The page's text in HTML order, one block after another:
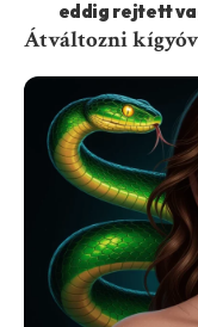
eddig rejtett
Átváltozni